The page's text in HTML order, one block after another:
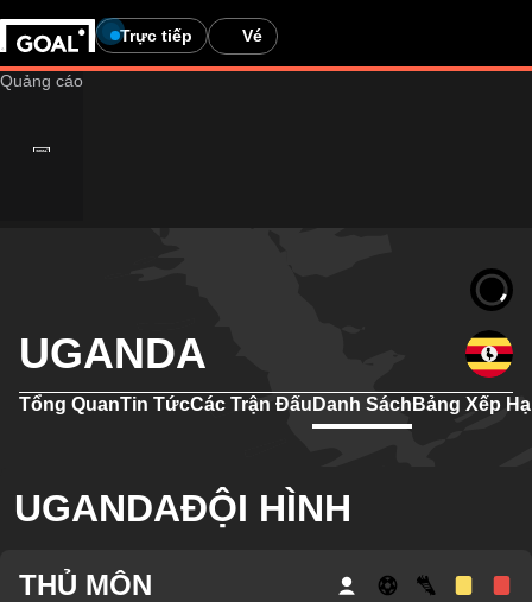
Trực tiếp Vé
UGANDA
Tổng QuanTin TứcCác Trận Đấu Danh Sách Bảng Xếp
UGANDAĐỘI HÌNH
THỦ MÔN